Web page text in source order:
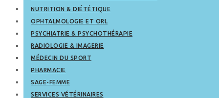
NUTRITION & DIÉTÉTIQUE
OPHTALMOLOGIE ET ORL
PSYCHIATRIE & PSYCHOTHÉRAPIE
RADIOLOGIE & IMAGERIE
MÉDECIN DU SPORT
PHARMACIE
SAGE-FEMME
SERVICES VÉTÉRINAIRES